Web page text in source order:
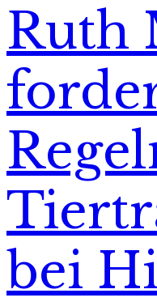
Ruth
bei